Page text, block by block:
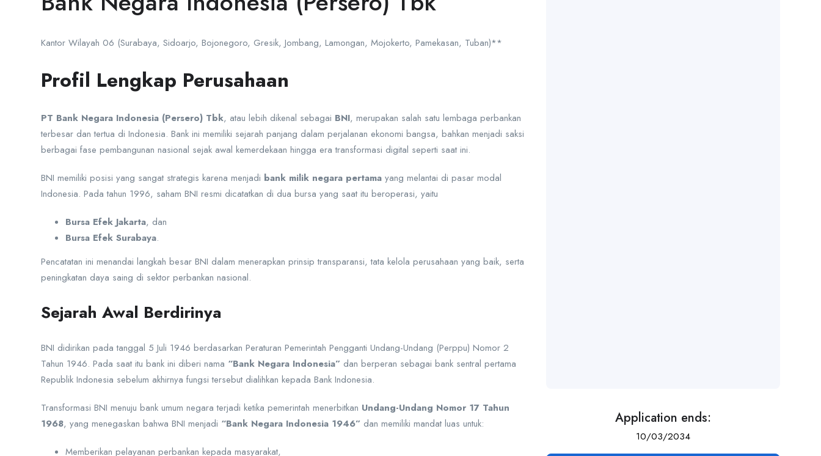
Kantor Wilayah 06 (Surabaya, Sidoarjo, Bojonegoro, Gresik, Jombang, Lamongan, Mojokerto, Pamekasan, Tuban)**
Profil Lengkap Perusahaan
PT Bank Negara Indonesia (Persero) Tbk, atau lebih dikenal sebagai BNI, merupakan salah satu lembaga perbankan
terbesar dan tertua di Indonesia. Bank ini memiliki sejarah panjang dalam perjalanan ekonomi bangsa, bahkan menjadi saksi
berbagai fase pembangunan nasional sejak awal kemerdekaan hingga era transformasi digital seperti saat ini.
BNI memiliki posisi yang sangat strategis karena menjadi bank milik negara pertama yang melantai di pasar modal
Indonesia. Pada tahun 1996, saham BNI resmi dicatatkan di dua bursa yang saat itu beroperasi, yaitu
Bursa Efek Jakarta, dan
Bursa Efek Surabaya.
Pencatatan ini menandai langkah besar BNI dalam menerapkan prinsip transparansi, tata kelola perusahaan yang baik, serta
peningkatan daya saing di sektor perbankan nasional.
Sejarah Awal Berdirinya
BNI didirikan pada tanggal 5 Juli 1946 berdasarkan Peraturan Pemerintah Pengganti Undang-Undang (Perppu) Nomor 2
Tahun 1946. Pada saat itu bank ini diberi nama “Bank Negara Indonesia” dan berperan sebagai bank sentral pertama
Republik Indonesia sebelum akhirnya fungsi tersebut dialihkan kepada Bank Indonesia.
Transformasi BNI menuju bank umum negara terjadi ketika pemerintah menerbitkan Undang-Undang Nomor 17 Tahun
1968, yang menegaskan bahwa BNI menjadi “Bank Negara Indonesia 1946” dan memiliki mandat luas untuk:
Memberikan pelayanan perbankan kepada masyarakat,
Application ends:
10/03/2034